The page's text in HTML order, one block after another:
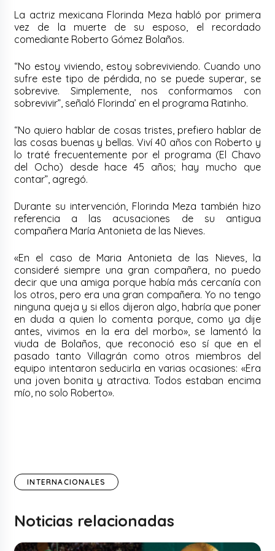
La actriz mexicana Florinda Meza habló por primera
vez de la muerte de su esposo, el recordado
comediante Roberto Gómez Bolaños.
“No estoy viviendo, estoy sobreviviendo. Cuando uno
sufre este tipo de pérdida, no se puede superar, se
sobrevive. Simplemente, nos conformamos con
sobrevivir”, señaló Florinda’ en el programa Ratinho.
“No quiero hablar de cosas tristes, prefiero hablar de
las cosas buenas y bellas. Viví 40 años con Roberto y
lo traté frecuentemente por el programa (El Chavo
del Ocho) desde hace 45 años; hay mucho que
contar”, agregó.
Durante su intervención, Florinda Meza también hizo
referencia a las acusaciones de su antigua
compañera María Antonieta de las Nieves.
«En el caso de Maria Antonieta de las Nieves, la
consideré siempre una gran compañera, no puedo
decir que una amiga porque había más cercanía con
los otros, pero era una gran compañera. Yo no tengo
ninguna queja y si ellos dijeron algo, habría que poner
en duda a quien lo comenta porque, como ya dije
antes, vivimos en la era del morbo», se lamentó la
viuda de Bolaños, que reconoció eso sí que en el
pasado tanto Villagrán como otros miembros del
equipo intentaron seducirla en varias ocasiones: «Era
una joven bonita y atractiva. Todos estaban encima
mío, no solo Roberto».
INTERNACIONALES
Noticias relacionadas